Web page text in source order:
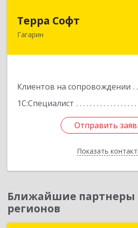
Терра Софт
Гагарин
Клиентов на сопровождении
1С:Специалист
Отправить
Показать
215010, Смоленская обл,
Отправить
Назад
Ближайшие партнеры
регионов